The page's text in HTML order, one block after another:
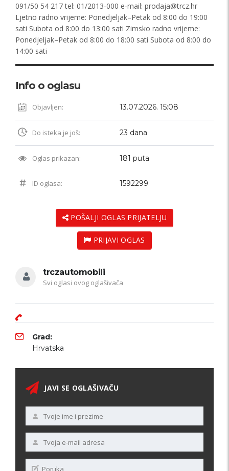
091/50 54 217 tel: 01/2013-000 e-mail: prodaja@trcz.hr
Ljetno radno vrijeme: Ponedjeljak–Petak od 8:00 do 19:00
sati Subota od 8:00 do 13:00 sati Zimsko radno vrijeme:
Ponedjeljak–Petak od 8:00 do 18:00 sati Subota od 8:00 do
14:00 sati
Info o oglasu
Objavljen: 13.07.2026. 15:08
Do isteka je još: 23 dana
Oglas prikazan: 181 puta
ID oglasa: 1592299
POŠALJI OGLAS PRIJATELJU
PRIJAVI OGLAS
trczautomobili
Svi oglasi ovog oglašivača
Grad:
Hrvatska
JAVI SE OGLAŠIVAČU